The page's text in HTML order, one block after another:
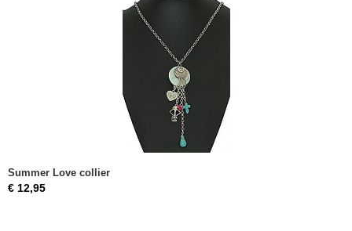
Summer Love collier
€ 12,95